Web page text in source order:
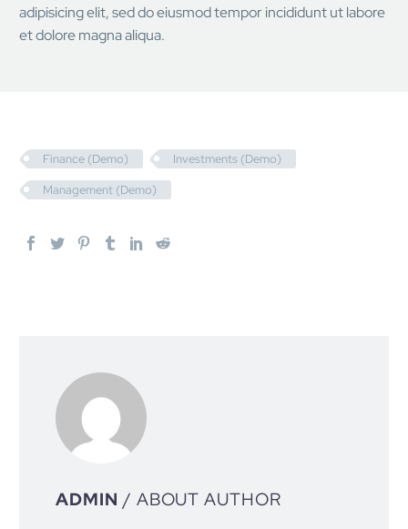
adipisicing elit, sed do eiusmod tempor incididunt ut labore
et dolore magna aliqua.
Finance (Demo)
Investments (Demo)
Management (Demo)
ADMIN / ABOUT AUTHOR